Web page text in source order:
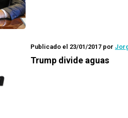
Publicado el 23/01/2017 por
Trump divide aguas